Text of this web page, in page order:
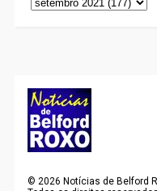
©2026 Notícias de Belford